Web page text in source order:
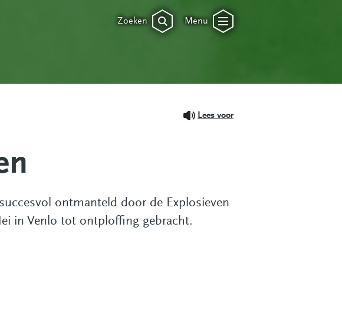
Zoeken Menu
Lees voor
ontmanteld door de Explosieven
in Venlo tot ontploffing gebracht.